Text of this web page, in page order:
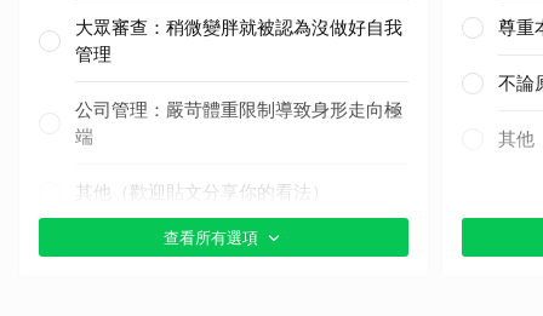
大眾審查：稍微變胖就被認為沒做好自我
管理
公司管理：嚴苛體重限制導致身形走向極
端
其他（歡迎貼文分享你的看法）
查看所有選項
尊重
不論
其他